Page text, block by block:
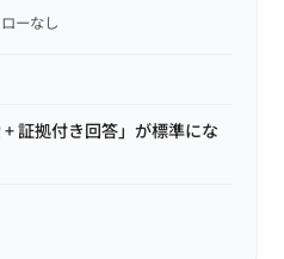
ーなし
証拠付き回答」が標準にな